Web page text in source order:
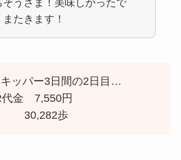
そうさま！美味しかったで
たきます！
ッパー3日間の2日目…
代金 7,550円
30,282歩